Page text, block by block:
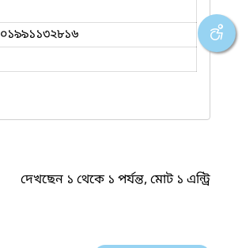
০১৯৯১১৩২৮১৬
দেখছেন ১ থেকে ১ পর্যন্ত, মোট ১ এন্ট্রি